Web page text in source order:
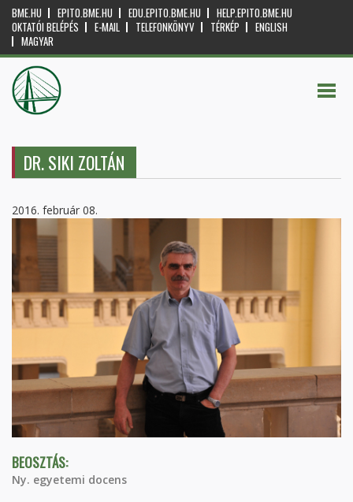
BME.HU EPITO.BME.HU EDU.EPITO.BME.HU
HELP.EPITO.BME.HU
OKTATÓI BELÉPÉS
E-MAIL TELEFONKÖNYV TÉRKÉP
ENGLISH
MAGYAR
DR. SIKI ZOLTÁN
2016. február 08.
BEOSZTÁS:
Ny. egyetemi docens